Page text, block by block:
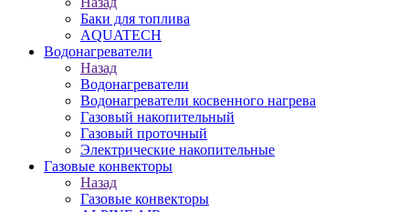
Баки для топлива
AQUATECH
Водонагреватели
Назад
Водонагреватели
Водонагреватели косвенного нагрева
Газовый накопительный
Газовый проточный
Электрические накопительные
Газовые конвекторы
Назад
Газовые конвекторы